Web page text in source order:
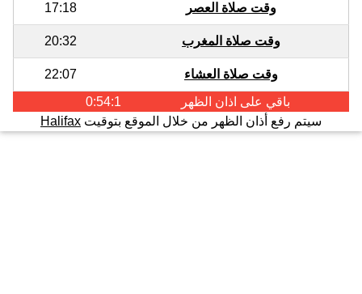
وقت صلاة العصر 17:18
وقت صلاة المغرب 20:32
وقت صلاة العشاء
22:07
باقي على اذان الظهر
0:54:1
سيتم رفع أذان الظهر من خلال الموقع بتوقيت Halifax